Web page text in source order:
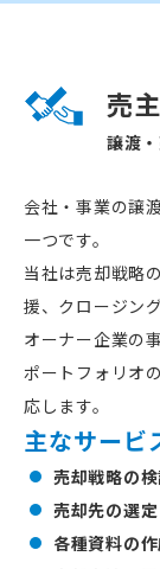
売
譲渡
会社・事業の譲
一つです。
当社は売却戦略
援、クロージン
オーナー企業の
ポートフォリオ
応します。
主なサービ
売却戦略の
売却先の選
各種資料の